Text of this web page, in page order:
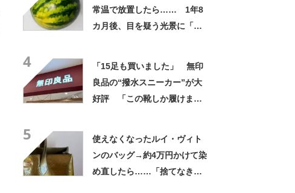
常温で放置したら…… 1年8
カ月後、目を疑う光景に「ヤ
4
「15足も買いました」 無印
良品の“撥水スニーカー”が大
好評 「この靴しか履けませ
5
使えなくなったルイ・ヴィト
ンのバッグ→約4万円かけて染
め直したら……「捨てなきゃ